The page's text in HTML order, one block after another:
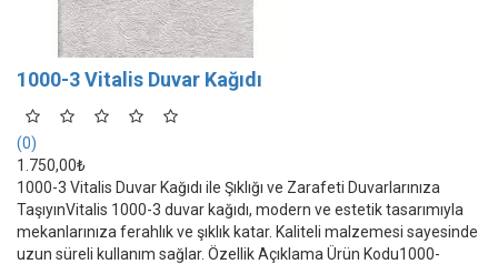
1000-3 Vitalis Duvar Kağıdı
(0)
1.750,00₺
1000-3 Vitalis Duvar Kağıdı ile Şıklığı ve Zarafeti Duvarlarınıza
TaşıyınVitalis 1000-3 duvar kağıdı, modern ve estetik tasarımıyla
mekanlarınıza ferahlık ve şıklık katar. Kaliteli malzemesi sayesinde
uzun süreli kullanım sağlar. Özellik Açıklama Ürün Kodu1000-